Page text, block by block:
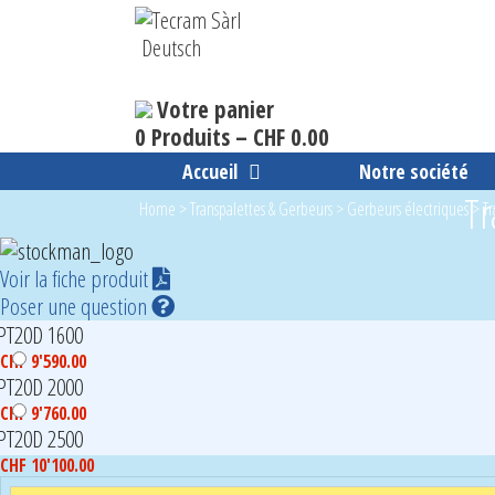
Deutsch
Votre panier
0 Produits – CHF 0.00
Accueil Notre société
Home >Transpalettes & Gerbeurs> Gerbeurs électriques>
Voir la fiche produit
Poser une question
1600
CHF 9'590.00
2000
CHF 9'760.00
2500
CHF 10'100.00